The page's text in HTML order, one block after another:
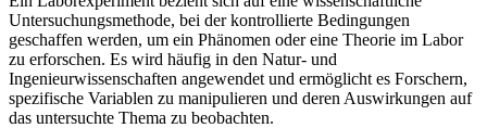
Untersuchungsmethode, bei der kontrollierte Bedingungen
geschaffen werden, um ein Phänomen oder eine Theorie im Labor
zu erforschen. Es wird häufig in den Natur- und
Ingenieurwissenschaften angewendet und ermöglicht es Forschern,
spezifische Variablen zu manipulieren und deren Auswirkungen auf
das untersuchte Thema zu beobachten.